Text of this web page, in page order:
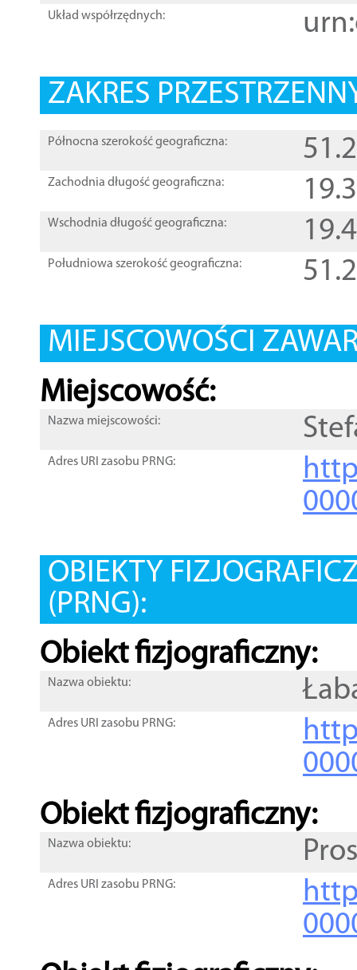
Układ współrzędnych:
ZAKRES
Północna szerokość geograficzna:
Zachodnia długość geograficzna:
Wschodnia długość geograficzna:
Południowa szerokość geograficzna:
MIEJSCOWOŚCI
Miejscowość:
Nazwa miejscowości:
Adres URI zasobu PRNG:
OBIEKTY
(PRNG):
Obiekt fizjograficzny:
Nazwa obiektu:
Adres URI zasobu PRNG:
Obiekt fizjograficzny:
Nazwa obiektu:
Adres URI zasobu PRNG: